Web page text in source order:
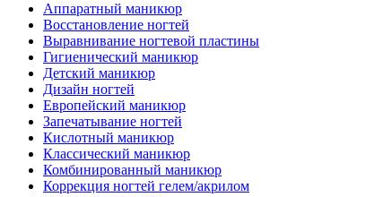
Аппаратный маникюр
Восстановление ногтей
Выравнивание ногтевой пластины
Гигиенический маникюр
Детский маникюр
Дизайн ногтей
Европейский маникюр
Запечатывание ногтей
Кислотный маникюр
Классический маникюр
Комбинированный маникюр
Коррекция ногтей гелем/акрилом